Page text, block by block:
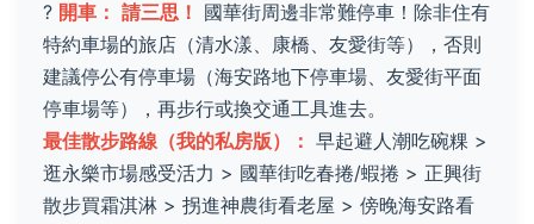
? 開車： 請三思！ 國華街周邊非常難停車！除非住有
特約車場的旅店（清水漾、康橋、友愛街等），否則
建議停公有停車場（海安路地下停車場、友愛街平面
停車場等），再步行或換交通工具進去。
最佳散步路線（我的私房版）： 早起避人潮吃碗粿 >
逛永樂市場感受活力 > 國華街吃春捲/蝦捲 > 正興街
散步買霜淇淋 > 拐進神農街看老屋 > 傍晚海安路看